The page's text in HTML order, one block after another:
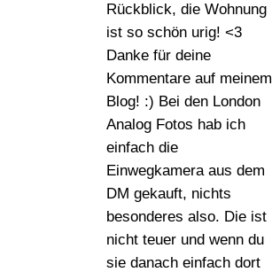
Rückblick, die Wohnung
ist so schön urig! <3
Danke für deine
Kommentare auf meinem
Blog! :) Bei den London
Analog Fotos hab ich
einfach die
Einwegkamera aus dem
DM gekauft, nichts
besonderes also. Die ist
nicht teuer und wenn du
sie danach einfach dort